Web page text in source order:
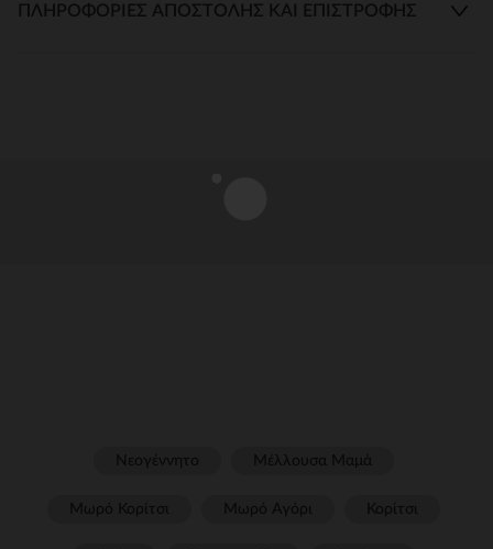
ΠΛΗΡΟΦΟΡΊΕΣ ΑΠΟΣΤΟΛΉΣ ΚΑΙ ΕΠΙΣΤΡΟΦΉΣ